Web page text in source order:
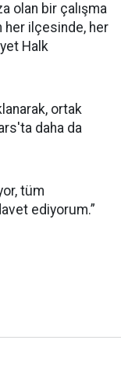
olan bir çalışma
her ilçesinde, her
Halk
ortak
daha da
tüm
ediyorum.”